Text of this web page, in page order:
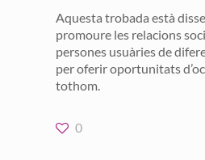
Aquesta trobada està
promoure les relacions
persones usuàries de
per oferir oportunitats
tothom.
0